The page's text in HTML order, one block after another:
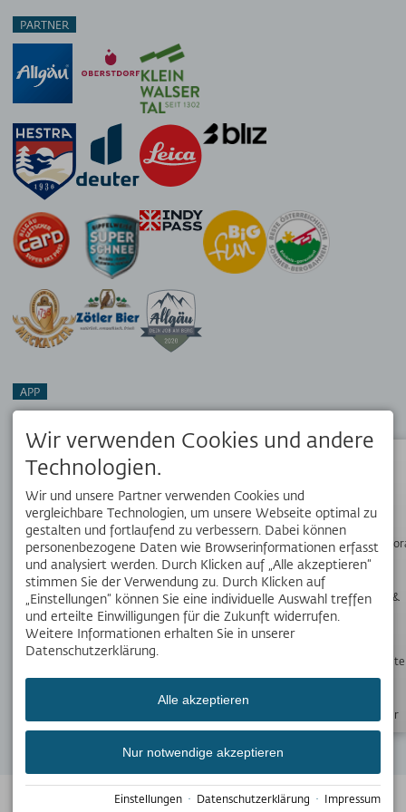
Webcams &
Wetter
Newsletter
PARTNER
APP
Dein Reisebegleiter vor Ort. Hol dir die kostenlose OK Bergbahnen
App!
SOCIAL MEDIA
WERDE TEIL UNSERES TEAMS
Aktuellen haben wir 21 interessante Stellenangebote für Dich.
alle 21 Stellenangebote
Bleib mit unseren Newslettern immer auf dem
Laufenden.
© 2026 OBERSTDORF KLEINWALSERTAL Bergbahnen
Erstellt mit
Tramino
Wir verwenden Cookies und andere
Technologien.
Wir und unsere Partner verwenden Cookies und
vergleichbare Technologien, um unsere Webseite optimal zu
gestalten und fortlaufend zu verbessern. Dabei können
personenbezogene Daten wie Browserinformationen erfasst
und analysiert werden. Durch Klicken auf „Alle akzeptieren“
stimmen Sie der Verwendung zu. Durch Klicken auf
„Einstellungen“ können Sie eine individuelle Auswahl treffen
und erteilte Einwilligungen für die Zukunft widerrufen.
Weitere Informationen erhalten Sie in unserer
Datenschutzerklärung.
Alle akzeptieren
Nur notwendige akzeptieren
Einstellungen · Datenschutzerklärung · Impressum